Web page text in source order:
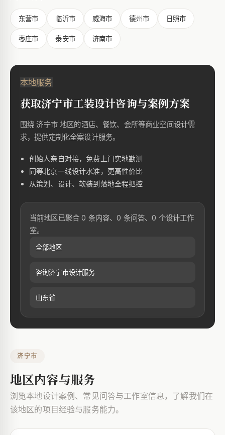
东营市 临沂市 威海市 德州市 日照市
枣庄市 泰安市 济南市
本地服务
获取济宁市工装设计咨询与案例方案
围绕 济宁市 地区的酒店、餐饮、会所等商业空间设计需
求，提供定制化全案设计服务。
创始人亲自对接，免费上门实地勘测
同等北京一线设计水准，更高性价比
从策划、设计、软装到落地全程把控
当前地区已聚合 0 条内容、0 条问答、0 个设计工作
室。
全部地区
咨询济宁市设计服务
山东省
济宁市
地区内容与服务
浏览本地设计案例、常见问答与工作室信息，了解我们在
该地区的项目经验与服务能力。